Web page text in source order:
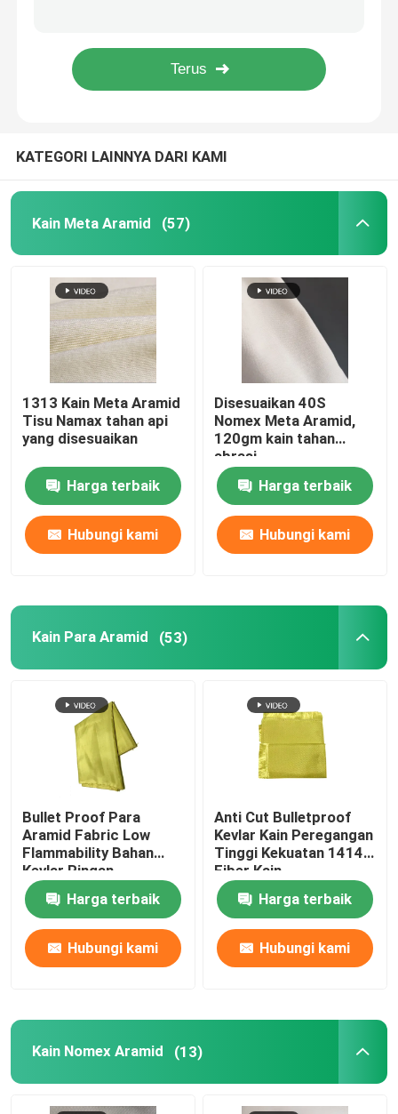
Kain Nomex Aramid
Jala Aramid
Kain Mesh Industri
Benang Filament Para Aramid
Kain dari bahan camo
Pita Aramid yang ditenun
Kain jaring poliester
Sabuk Konveyor Aramid
KATEGORI LAINNYA DARI KAMI
Kain Meta Aramid (57)
1313 Kain Meta Aramid
Tisu Namax tahan api
yang disesuaikan
Harga terbaik
Hubungi kami
Disesuaikan 40S
Nomex Meta Aramid,
120gm kain tahan
abrasi
Harga terbaik
Hubungi kami
Kain Para Aramid (53)
Bullet Proof Para
Aramid Fabric Low
Flammability Bahan
Kevlar Ringan
Harga terbaik
Hubungi kami
Anti Cut Bulletproof
Kevlar Kain Peregangan
Tinggi Kekuatan 1414
Fiber Kain
Harga terbaik
Hubungi kami
Kain Nomex Aramid (13)